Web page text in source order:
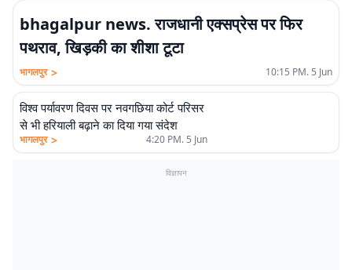
bhagalpur news. राजधानी एक्सप्रेस पर फिर
पथराव, खिड़की का शीशा टूटा
भागलपुर > 10:15 PM. 5 Jun
विश्व पर्यावरण दिवस पर नवगछिया कोर्ट परिसर
से भी हरियाली बढ़ाने का दिया गया संदेश
भागलपुर > 4:20 PM. 5 Jun
विज्ञापन